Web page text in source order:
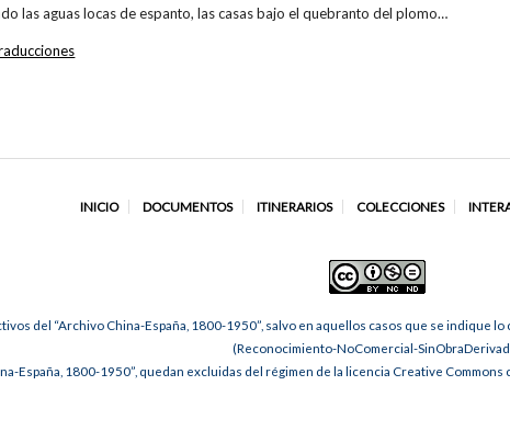
las aguas locas de espanto, las casas bajo el quebranto del plomo…
INICIO DOCUMENTOS ITINERARIOS COLECCIONES
del “Archivo China-España, 1800-1950”, salvo en aquellos casos que se indique
(Reconocimiento-NoComercial-
España, 1800-1950”, quedan excluidas del régimen de la licencia Creative